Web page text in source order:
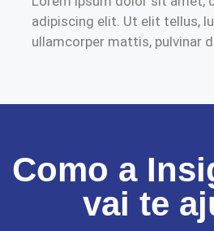
adipiscing elit. Ut elit tellus,
ullamcorper mattis, pulvinar
Como a
vai te